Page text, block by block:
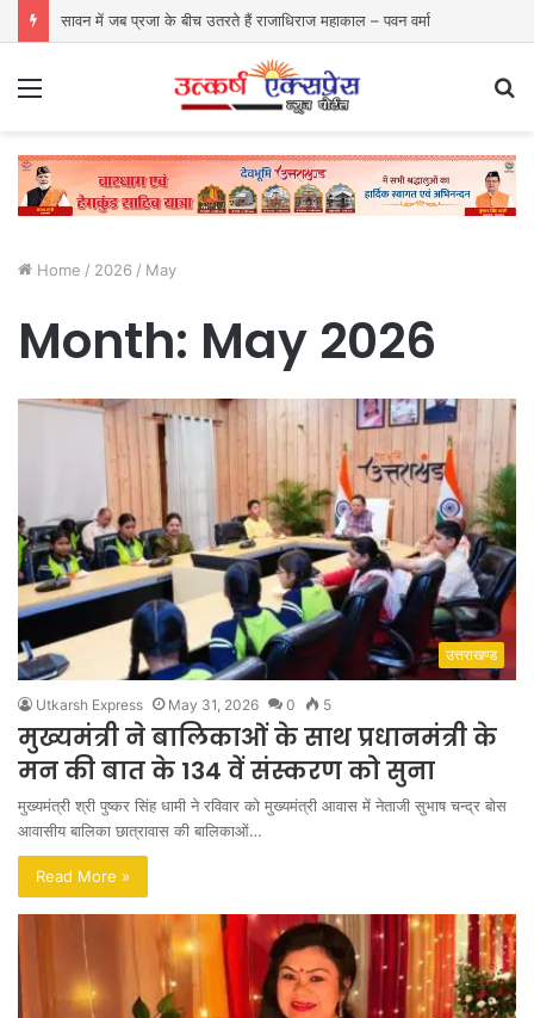
सावन में जब प्रजा के बीच उतरते हैं राजाधिराज महाकाल – पवन वर्मा
Home / 2026 / May
Month: May 2026
उत्तराखण्ड
Utkarsh Express May 31, 2026 0 5
मुख्यमंत्री ने बालिकाओं के साथ प्रधानमंत्री के
मन की बात के 134 वें संस्करण को सुना
मुख्यमंत्री श्री पुष्कर सिंह धामी ने रविवार को मुख्यमंत्री आवास में नेताजी सुभाष चन्द्र बोस
आवासीय बालिका छात्रावास की बालिकाओं…
Read More »